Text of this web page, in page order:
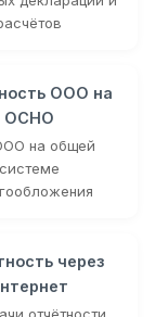
ООО на
ОСНО
на общей
системе
через